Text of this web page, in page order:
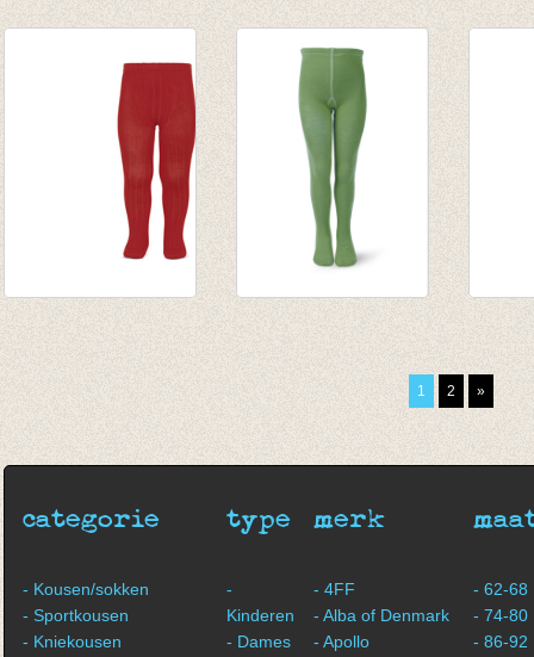
van € 11,50
tot € 16,50
van €
1 2 »
categorie
- Kousen/sokken
- Sportkousen
- Kniekousen
type
-
Kinderen
- Dames
merk
- 4FF
- Alba of Denmark
- Apollo
- 62-68
- 74-80
- 86-92